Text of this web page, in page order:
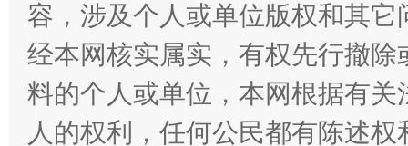
“蜀中异人”王建安的艺术幻境
容，涉及个人或单位版权和其它
经本网核实属实，有权先行撤
料的个人或单位，本网根据有
人的权利，任何公民都有陈述